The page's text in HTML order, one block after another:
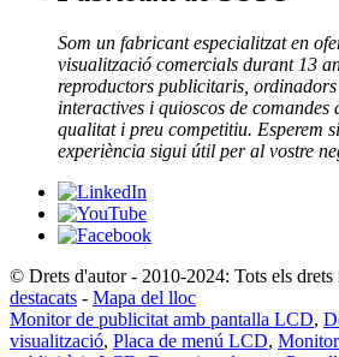
Som un fabricant especialitzat en
visualització comercials durant 13
reproductors publicitaris,
interactives i quioscos de comandes
qualitat i preu competitiu. Esperem
experiència sigui útil per al vostre
© Drets d'autor - 2010-2024: Tots els drets
destacats - Mapa del lloc
Monitor de publicitat amb pantalla LCD,
visualització, Placa de menú LCD,